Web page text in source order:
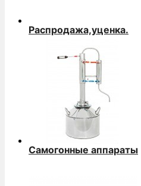
Распродажа,уценка.
Самогонные аппараты